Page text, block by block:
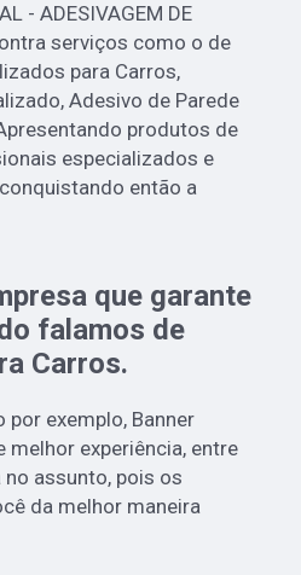
- ADESIVAGEM DE
serviços como o de
para Carros,
Adesivo de Parede
produtos de
especializados e
então a
que garante
falamos de
Carros.
exemplo, Banner
melhor experiência, entre
assunto, pois os
da melhor maneira